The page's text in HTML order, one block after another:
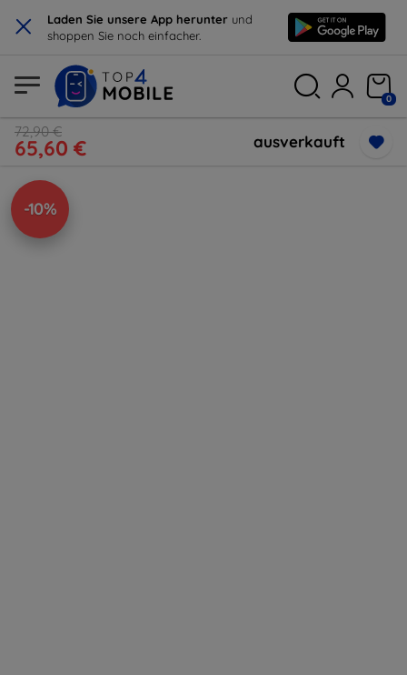
× Laden Sie unsere App herunter und
shoppen Sie noch einfacher.
0
72,90 €
65,60 € ausverkauft
-10%